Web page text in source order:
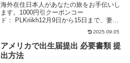
海外在住日本人があなたの旅をお手伝いし
ます。1000円引クーポンコー
ド： PLKriikh12月9日から15日まで、妻・
ダ）へ旅行してきました!!目的は、フロリ
ダ引っ越しに向けての下見（住居探し・車
の下見...
2025.09.05
アメリカで出生届提出 必要書類 提
出方法